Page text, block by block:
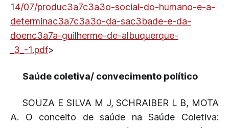
14/07/produc3a7c3a3o-social-do-humano-e-a-
determinac3a7c3a3o-da-sac3bade-e-da-
doenc3a7a-guilherme-de-albuquerque-
_3_-1.pdf>
Saúde coletiva/ convecimento político
SOUZA E SILVA M J, SCHRAIBER L B, MOTA
A. O conceito de saúde na Saúde Coletiva: